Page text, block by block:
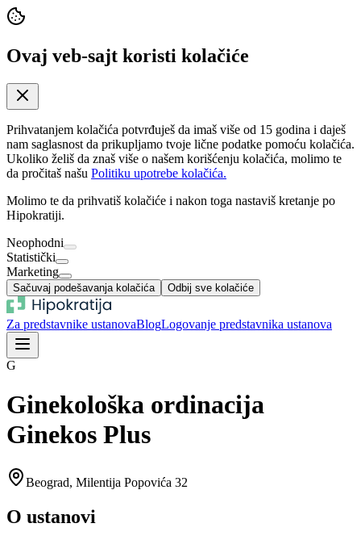
Ovaj veb-sajt koristi kolačiće
Prihvatanjem kolačića potvrđuješ da imaš više od 15 godina i daješ
nam saglasnost da prikupljamo tvoje lične podatke pomoću kolačića.
Ukoliko želiš da znaš više o našem korišćenju kolačića, molimo te
da pročitaš našu Politiku upotrebe kolačića.
Molimo te da prihvatiš kolačiće i nakon toga nastaviš kretanje po
Hipokratiji.
Neophodni
Statistički
Marketing
Sačuvaj podešavanja kolačića Odbij sve kolačiće
Za predstavnike ustanovaBlogLogovanje predstavnika ustanova
G
Ginekološka ordinacija
Ginekos Plus
Beograd, Milentija Popovića 32
O ustanovi